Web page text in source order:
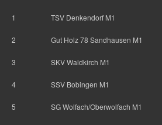
1 TSV Denkendorf M1
2 Gut Holz 78 Sandhausen M1
3 SKV Waldkirch M1
4 SSV Bobingen M1
5 SG Wolfach/Oberwolfach M1